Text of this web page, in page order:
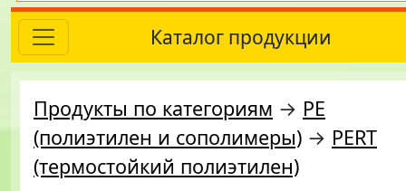
Каталог продукции
Продукты по категориям → PE
(полиэтилен и сополимеры) → PERT
(термостойкий полиэтилен)